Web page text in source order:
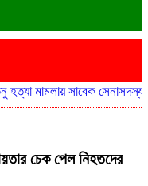
মামলায় সাবেক সেনাসদস্য
চেক পেল নিহতদের